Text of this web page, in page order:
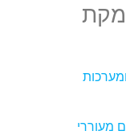
ומערכות
מעוררי